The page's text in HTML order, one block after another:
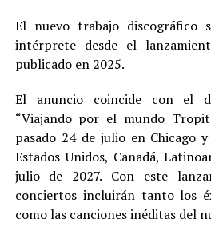
El nuevo trabajo discográfico
intérprete desde el
publicado en 2025.
El anuncio coincide con el
“Viajando por el mundo
pasado 24 de julio en Chicago
Estados Unidos, Canadá,
julio de 2027. Con este
conciertos incluirán tanto los
como las canciones inéditas del